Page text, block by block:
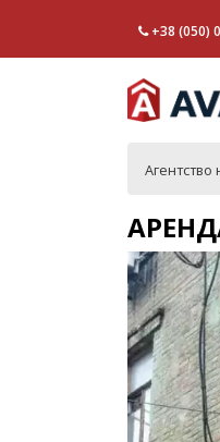
+38 (050)